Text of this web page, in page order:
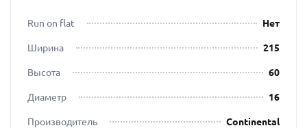
Run on flat
Нет
Ширина
215
Высота
60
Диаметр
16
Производитель
Continental